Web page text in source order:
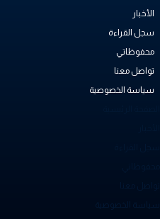
الأخبار
سجل القراءة
محفوظاتي
تواصل معنا
سياسة الخصوصية
الخصوصية